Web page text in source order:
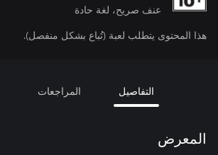
عنف صريح، لغة حادة
هذا المحتوى يتطلب لعبة (تُباع بشكل منفصل).
التفاصيل المراجعات
المعرض